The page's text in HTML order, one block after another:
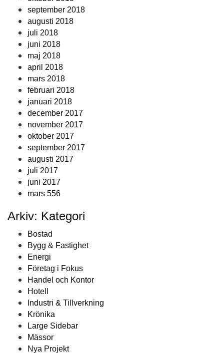
september 2018
augusti 2018
juli 2018
juni 2018
maj 2018
april 2018
mars 2018
februari 2018
januari 2018
december 2017
november 2017
oktober 2017
september 2017
augusti 2017
juli 2017
juni 2017
mars 556
Arkiv: Kategori
Bostad
Bygg & Fastighet
Energi
Företag i Fokus
Handel och Kontor
Hotell
Industri & Tillverkning
Krönika
Large Sidebar
Mässor
Nya Projekt